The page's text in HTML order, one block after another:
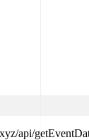
api/